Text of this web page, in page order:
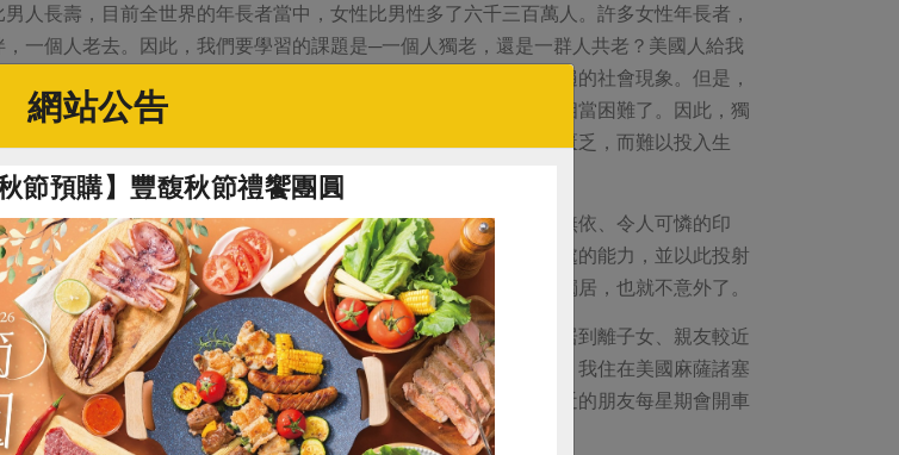
人長壽，目前全世界的年長者當中，女性比男性多了六千三百萬人。許多女性年長者，
一個人老去。因此，我們要學習的課題是─一個人獨老，還是一群人共老？美國人給我
樂。到了老年，是不是還如此呢？沒錯，在美國，獨居老人是普遍的社會現象。但是，
和歡樂上；美國人擁有獨處的能力。而沒有獨立的能力，要獨處就相當困難了。因此，獨
並不代表寂寞，寂寞是因為不懂得安排時間、缺乏興趣、人際關係匱乏，而難以投入生
一起，仍然有可能感到寂寞。
意思。主要原因是台灣媒體動不動就在新聞中將獨居老人視為孤苦無依、令人可憐的印
關係所致。我想，媒體之所以如此報導，因為媒體人本身就缺乏獨處的能力，並以此投射
沒有學習如何獨處。既然欠缺獨處的能力，那麼排斥獨居或害怕獨居，也就不意外了。
慢，甚至行動不便時，考慮到有人就近照應的需求，所以有可能移居到離子女、親友較近
活自理能力缺乏彈性時，朋友或社區的人會提供義務的照顧和服務。我住在美國麻薩諸塞
視力欠佳無法開車，而且健康奇差無比；但是，住在同一社區或附近的朋友每星期會開車
天打電話跟她聊天，確保她安全無虞。
網站公告
節預購】豐馥秋節禮饗團圓